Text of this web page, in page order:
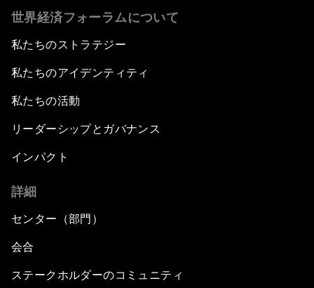
世界経済フォーラムについて
私たちのストラテジー
私たちのアイデンティティ
私たちの活動
リーダーシップとガバナンス
インパクト
詳細
センター（部門）
会合
ステークホルダーのコミュニティ